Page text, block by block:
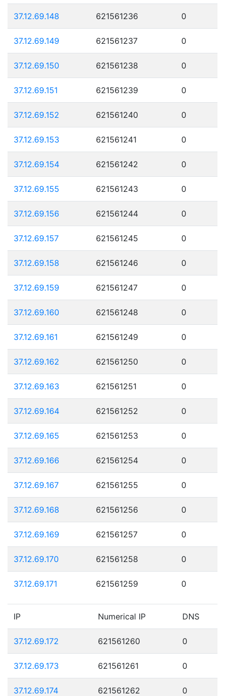
37.12.69.148 621561236 0
37.12.69.149 621561237 0
37.12.69.150 621561238 0
37.12.69.151 621561239 0
37.12.69.152 621561240 0
37.12.69.153 621561241 0
37.12.69.154 621561242 0
37.12.69.155 621561243 0
37.12.69.156 621561244 0
37.12.69.157 621561245 0
37.12.69.158 621561246 0
37.12.69.159 621561247 0
37.12.69.160 621561248 0
37.12.69.161 621561249 0
37.12.69.162 621561250 0
37.12.69.163 621561251 0
37.12.69.164 621561252 0
37.12.69.165 621561253 0
37.12.69.166 621561254 0
37.12.69.167 621561255 0
37.12.69.168 621561256 0
37.12.69.169 621561257 0
37.12.69.170 621561258 0
37.12.69.171 621561259 0
IP Numerical IP DNS
37.12.69.172 621561260 0
37.12.69.173 621561261 0
37.12.69.174 621561262 0